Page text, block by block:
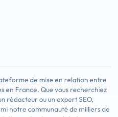
de mise en relation entre
en France. Que vous recherchiez
rédacteur ou un expert SEO,
notre communauté de milliers de